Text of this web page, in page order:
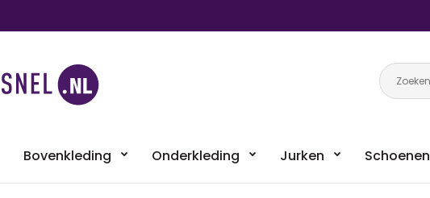
Bovenkleding Onderkleding Jurken Schoenen